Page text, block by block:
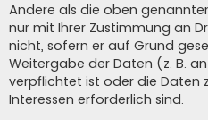
Andere als die oben
nur mit Ihrer Zustimmung an
nicht, sofern er auf Grund
Weitergabe der Daten (z. B.
verpflichtet ist oder die Daten
Interessen erforderlich sind.